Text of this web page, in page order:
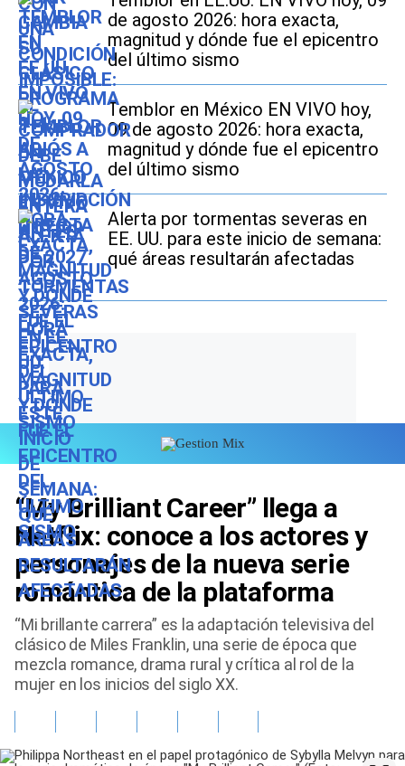
de agosto 2026: hora exacta,
magnitud y dónde fue el epicentro
del último sismo
Temblor en México EN VIVO hoy,
09 de agosto 2026: hora exacta,
magnitud y dónde fue el epicentro
del último sismo
Alerta por tormentas severas en
EE. UU. para este inicio de semana:
qué áreas resultarán afectadas